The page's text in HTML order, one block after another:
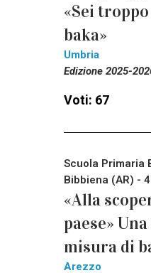
«Sei
baka»
Umbria
Edizione 2025-
Voti: 67
Scuola Primaria
Bibbiena (AR) -
«Alla
paese»
misura di
Arezzo